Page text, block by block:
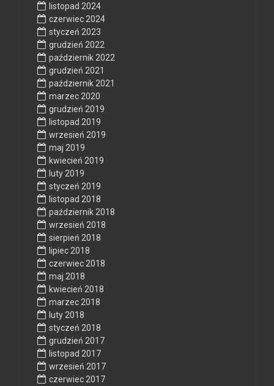
listopad 2024
czerwiec 2024
styczeń 2023
grudzień 2022
październik 2022
grudzień 2021
październik 2021
marzec 2020
grudzień 2019
listopad 2019
wrzesień 2019
maj 2019
kwiecień 2019
luty 2019
styczeń 2019
listopad 2018
październik 2018
wrzesień 2018
sierpień 2018
lipiec 2018
czerwiec 2018
maj 2018
kwiecień 2018
marzec 2018
luty 2018
styczeń 2018
grudzień 2017
listopad 2017
wrzesień 2017
czerwiec 2017